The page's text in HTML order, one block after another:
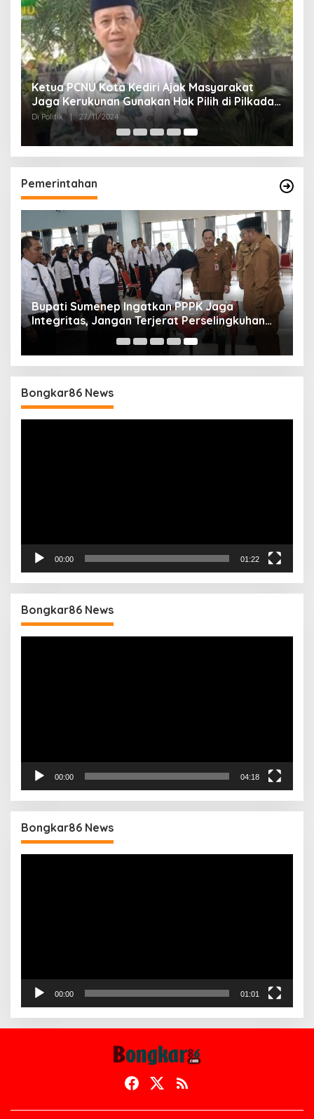
Ketua PCNU Kota Kediri Ajak Masyarakat
Jaga Kerukunan Gunakan Hak Pilih di Pilkada
2024
Di Politik | 27/11/2024
Pemerintahan
Bupati Sumenep Ingatkan PPPK Jaga
Integritas, Jangan Terjerat Perselingkuhan
dan Judi Online
Bongkar86 News
00:00 01:22
Bongkar86 News
00:00 04:18
Bongkar86 News
00:00 01:01